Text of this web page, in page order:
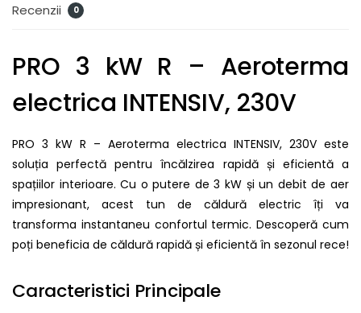
Recenzii 0
PRO 3 kW R – Aeroterma
electrica INTENSIV, 230V
PRO 3 kW R – Aeroterma electrica INTENSIV, 230V este
soluția perfectă pentru încălzirea rapidă și eficientă a
spațiilor interioare. Cu o putere de 3 kW și un debit de aer
impresionant, acest tun de căldură electric îți va
transforma instantaneu confortul termic. Descoperă cum
poți beneficia de căldură rapidă și eficientă în sezonul rece!
Caracteristici Principale